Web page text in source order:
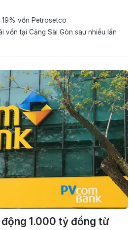
19% vốn Petrosetco
vốn tại Cảng Sài Gòn sau nhiều lần
1.000 tỷ đồng từ